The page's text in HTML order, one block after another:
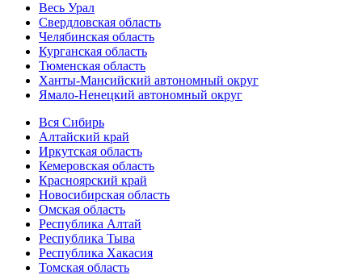
Весь Урал
Свердловская область
Челябинская область
Курганская область
Тюменская область
Ханты-Мансийский автономный округ
Ямало-Ненецкий автономный округ
Вся Сибирь
Алтайский край
Иркутская область
Кемеровская область
Красноярский край
Новосибирская область
Омская область
Республика Алтай
Республика Тыва
Республика Хакасия
Томская область